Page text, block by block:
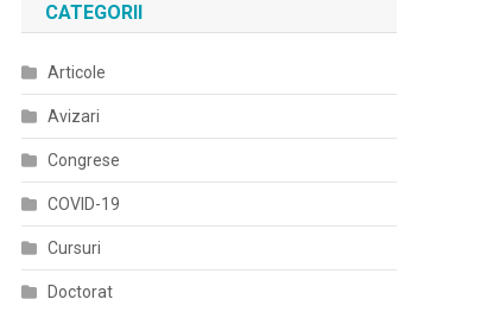
CATEGORII
Articole
Avizari
Congrese
COVID-19
Cursuri
Doctorat